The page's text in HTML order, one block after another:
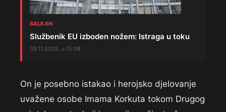
BALKAN
Službenik EU izboden nožem: Istraga u toku
05.11.2025. u 15:08
On je posebno istakao i herojsko djelovanje
uvažene osobe Imama Korkuta tokom Drugog